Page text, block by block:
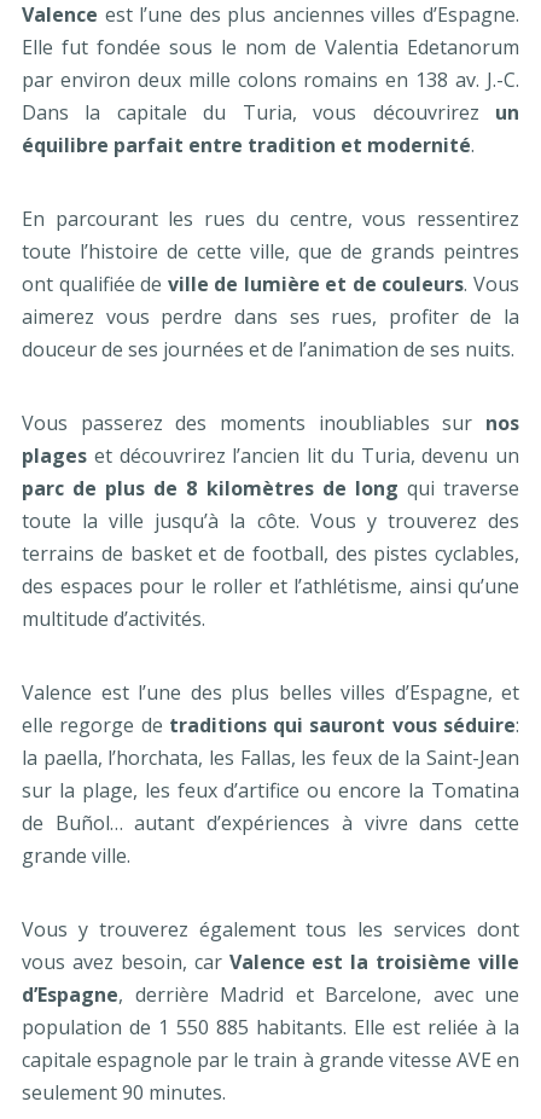
Valence est l’une des plus anciennes villes d’Espagne.
Elle fut fondée sous le nom de Valentia Edetanorum
par environ deux mille colons romains en 138 av. J.-C.
Dans la capitale du Turia, vous découvrirez un
équilibre parfait entre tradition et modernité.
En parcourant les rues du centre, vous ressentirez
toute l’histoire de cette ville, que de grands peintres
ont qualifiée de ville de lumière et de couleurs. Vous
aimerez vous perdre dans ses rues, profiter de la
douceur de ses journées et de l’animation de ses nuits.
Vous passerez des moments inoubliables sur nos
plages et découvrirez l’ancien lit du Turia, devenu un
parc de plus de 8 kilomètres de long qui traverse
toute la ville jusqu’à la côte. Vous y trouverez des
terrains de basket et de football, des pistes cyclables,
des espaces pour le roller et l’athlétisme, ainsi qu’une
multitude d’activités.
Valence est l’une des plus belles villes d’Espagne, et
elle regorge de traditions qui sauront vous séduire:
la paella, l’horchata, les Fallas, les feux de la Saint-Jean
sur la plage, les feux d’artifice ou encore la Tomatina
de Buñol… autant d’expériences à vivre dans cette
grande ville.
Vous y trouverez également tous les services dont
vous avez besoin, car Valence est la troisième ville
d’Espagne, derrière Madrid et Barcelone, avec une
population de 1 550 885 habitants. Elle est reliée à la
capitale espagnole par le train à grande vitesse AVE en
seulement 90 minutes.